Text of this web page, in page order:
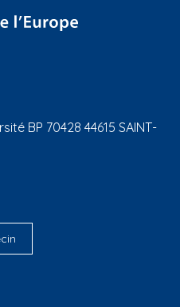
BP 70428 44615 SAINT-